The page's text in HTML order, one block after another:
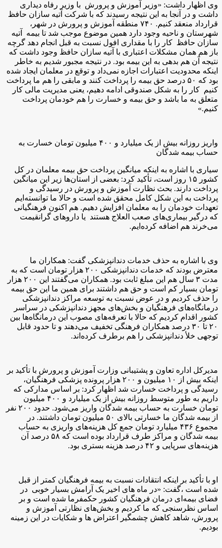
وی اظهار داشت: «وزیر آموزش و پرورش با وزیر رفاه دیداری
داشت و در آنجا به این نتیجه رسیدند که با شرکت آتیه سازان حافظ
قرارداد منعقد کنیم. ۷۴۰ منطقه آموزش و پرورش در شهر،
شهرستان و ناحیه وجود دارد همین موضوع موجب شد تا بیمه آتیه
سازان حافظ کار را با مقداری افول نسبت به قبل انجام دهد گرچه
باز هم همان مشکلات اعتباری با آتیه سازان حافظ وجود داشت که
نتیجه آن هم بدهی به این بیمه بود. در نتیجه مجبور شدیم به خاطر
اینکه محدودیت اعتبارات اجازه نمی‌داد و توقع در معلمان ایجاد شده
بود که ۵۰ درصد حق بیمه را پرداخت کنند و مابقی را هم ما پرداخت
کنیم کار را به شکل صندوقی ادامه دهیم، یعنی مدیریت مالی کار
متعلق به ما باشد و حق بیمه و خسارت را هم خودمان پرداخت
کنیم.»
واریز روزانه بیش از یک میلیارد و ۴۰۰ میلیون تومان خسارت به
حساب بیمه شدگان
سیاری با اشاره به اینکه میانگین پرداخت حق بیمه معلمان در کل
کشور ۱۵ روز است، تأکید کرد: بعضی از استان‌ها زیر این میانگین
پرداخت دارند. بحث نظارت آموزش و پرورش در رسیدگی و
پرداخت به این شکل کامل محقق شده است و حالا ما توانسته‌ایم
تعهدات خودمان را به معلمان افزایش دهیم. هم اکنون فرهنگیانی
که درگیر بیماری‌های صعب العلاج هستند یا داروهای گرانقیمت
می‌خرند هم اضافه کرده‌ایم.
وی با اشاره به حذف خدمات دندانپزشکی گفت: همکاران ما
معترض بودند که خدمات دندانپزشکی ۲۰۰ هزار تومان است که به
مدت ۳ سال هم این مبلغ ثابت بود. همکاران می‌گفتند این ۲۰۰ هزار
تومان بسیار کم است و حق هم داشتند برای همین ما این حق بیمه
را حذف کردیم و در عوض نسبت به توسعه مراکز دندانپزشکی
درمانگاه‌های فرهنگیان و بخش‌های مجهز دندانپزشکی در سراسر
کشور اقدام کردیم که حالا با تعرفه‌های مصوب این درمانگاه‌ها بین
۲۰ تا ۳۰ درصد همکاران فرهنگی تخفیف می‌دهند و تا حدود قابل
توجهی خلأ دندانپزشکی را هم برطرف کرده‌اند.
مدیرکل اداره تعاون و پشتیبانی وزارت آموزش و پرورش با تأکید بر
اینکه بیش از ۱۰ میلیون و ۲۰۰ هزار پرونده پزشکی فرهنگیان،
رسیدگی و پرداخت خسارت شد اظهار کرد: بر اساس مدارکی که
داریم به طور متوسط روزانه بیش از یک میلیارد و ۴۰۰ میلیون
تومان خسارت به حساب بیمه شدگان واریز می‌شود. حدود ۲۰۰ نفر
از بیمه شدگان ما خسارتی بالای ۵۰ میلیون تومان داشتند. در
مجموع ۴۳۶ میلیارد تومان جمع کل هزینه‌های واریزی به حساب
بیمه شدگان و مراکز طرف قرارداد بوده است که ۵۸ درصد آن
هزینه‌های سرپایی و ۴۲ درصد هزینه بستری بود.
او با تأکید بر اینکه انتقادات نسبت به بیمه فرهنگیان کمتر از قبل
شده است ،گفت: «در ماه های اخیر یک آرامش بسیار خوبی در
فضای بیمه‌ای درمان فرهنگیان کشور حکمفرما شده است و بر
اساس نظرسنجی که ما کردیم و بخش‌های نظارتی آموزش و
پرورش، شاهد کاهش چشمگیر اعتراض ها و شکایات در این زمینه
بودیم.